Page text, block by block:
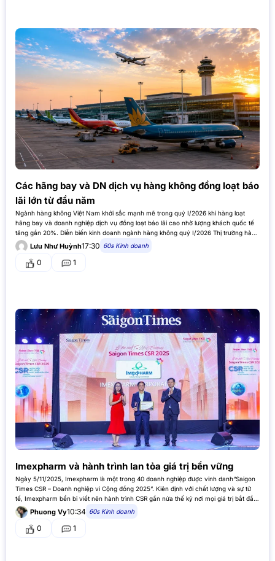
Các hãng bay và DN dịch vụ hàng không đồng loạt báo
lãi lớn từ đầu năm
Ngành hàng không Việt Nam khởi sắc mạnh mẽ trong quý I/2026 khi hàng loạt
hãng bay và doanh nghiệp dịch vụ đồng loạt báo lãi cao nhờ lượng khách quốc tế
tăng gần 20%. Diễn biến kinh doanh ngành hàng không quý I/2026 Thị trường hàng
không Việt Nam…
Lưu Như Huỳnh17:30 60s Kinh doanh
0 1
Imexpharm và hành trình lan tỏa giá trị bền vững
Ngày 5/11/2025, Imexpharm là một trong 40 doanh nghiệp được vinh danh“Saigon
Times CSR – Doanh nghiệp vì Cộng đồng 2025”. Kiên định với chất lượng và sự tử
tế, Imexpharm bền bỉ viết nên hành trình CSR gần nửa thế kỷ nơi mọi giá trị bắt đầu
từ hai…Phuong Vy10:34 60s Kinh doanh
0 1